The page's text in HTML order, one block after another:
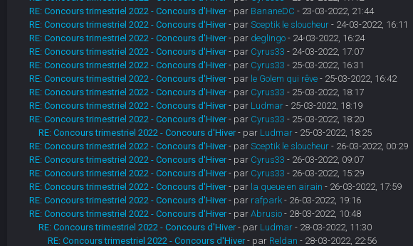
RE: Concours trimestriel 2022 - Concours d'Hiver - par BananeDC - 23-03-2022, 21:44
RE: Concours trimestriel 2022 - Concours d'Hiver - par Sceptik le sloucheur- 24-03-2022, 16:11
RE: Concours trimestriel 2022 - Concours d'Hiver - par deglingo- 24-03-2022, 16:24
RE: Concours trimestriel 2022 - Concours d'Hiver - par Cyrus33 - 24-03-2022, 17:07
RE: Concours trimestriel 2022 - Concours d'Hiver - par Cyrus33 - 25-03-2022, 16:31
RE: Concours trimestriel 2022 - Concours d'Hiver - par le Golem qui rêve- 25-03-2022, 16:42
RE: Concours trimestriel 2022 - Concours d'Hiver - par Cyrus33 - 25-03-2022, 18:17
RE: Concours trimestriel 2022 - Concours d'Hiver - par Ludmar- 25-03-2022, 18:19
RE: Concours trimestriel 2022 - Concours d'Hiver - par Cyrus33 - 25-03-2022, 18:20
RE: Concours trimestriel 2022 - Concours d'Hiver - par Ludmar- 25-03-2022, 18:25
RE: Concours trimestriel 2022 - Concours d'Hiver - par Sceptik le sloucheur- 26-03-2022, 00:29
RE: Concours trimestriel 2022 - Concours d'Hiver - par Cyrus33 - 26-03-2022, 09:07
RE: Concours trimestriel 2022 - Concours d'Hiver - par Cyrus33 - 26-03-2022, 15:29
RE: Concours trimestriel 2022 - Concours d'Hiver - par la queue en airain - 26-03-2022, 17:59
RE: Concours trimestriel 2022 - Concours d'Hiver - par rafpark- 26-03-2022, 19:16
RE: Concours trimestriel 2022 - Concours d'Hiver - par Abrusio- 28-03-2022, 10:48
RE: Concours trimestriel 2022 - Concours d'Hiver - par Ludmar- 28-03-2022, 11:30
RE: Concours trimestriel 2022 - Concours d'Hiver - par Reldan - 28-03-2022, 22:56